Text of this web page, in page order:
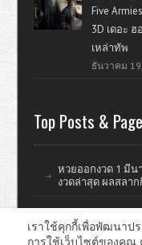
Five
3D เดอะ
เหล่าทัพ
ธันวาคม
Top Posts &
หวยออกงวด 1 มีน
งวดล่าสุด ผลสลา
ดูหนังออนไลน์ หนังให
เราใช้คุกกี้เพื่อพัฒนา
การใช้เว็บไซต์ของคุณ